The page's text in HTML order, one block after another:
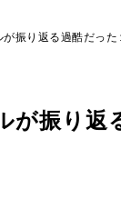
振り返る過酷だった
振り返